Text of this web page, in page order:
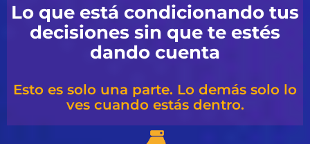
Lo que está condicionando tus
decisiones sin que te estés
dando cuenta
Esto es solo una parte. Lo demás solo lo
ves cuando estás dentro.